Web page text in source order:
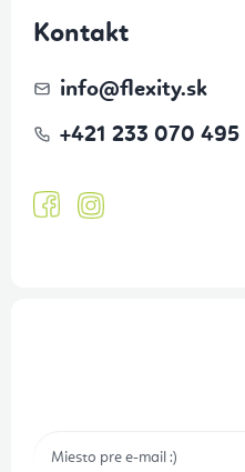
Kontakt
info@flexity.sk
+421 233 070 495